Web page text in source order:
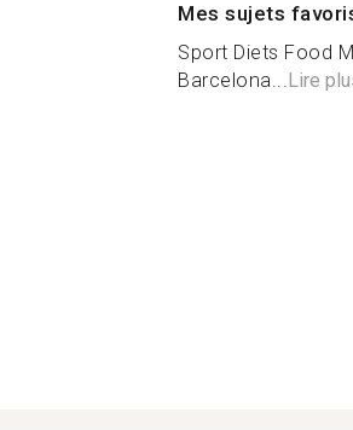
Mes sujets
Sport Diets Food
Barcelona...Lire